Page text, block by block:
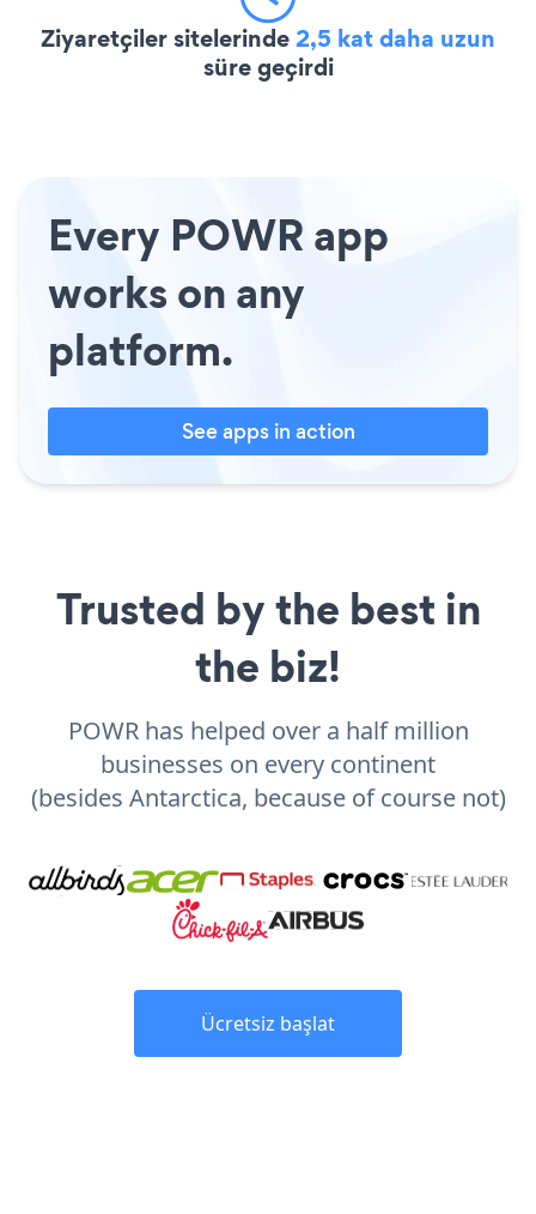
Ziyaretçiler sitelerinde2,5 kat daha uzun
süre geçirdi
Every POWR app
works on any
platform.
See apps in action
Trusted by the best in
the biz!
POWR has helped over a half million
businesses on every continent
(besides Antarctica, because of course not)
Ücretsiz başlat